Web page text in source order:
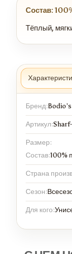
Состав:
Тёплый,
Бренд:Bodio’s
Артикул:
Размер:
Состав:100%
Страна
Сезон:
Для кого: